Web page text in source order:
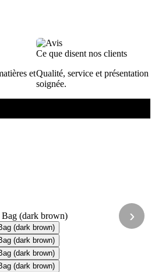
et
Ce que disent nos clients
Qualité, service et présentation
soignée.
›